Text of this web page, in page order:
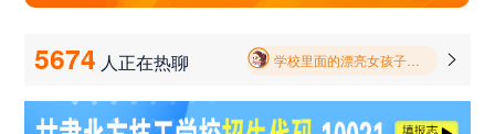
5674 人正在热聊
学校环境怎么样啊 视频上看上去还挺不 错的 有实地去看过的么
学校里面的漂亮女孩子多不多呀 
专...
机电一体化专业 50 17 学历+技能证书 立即预约